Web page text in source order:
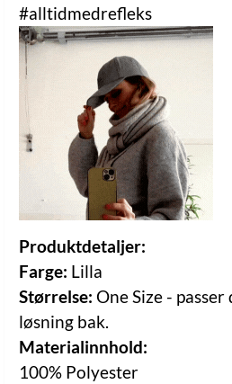
#alltidmedrefleks
Produktdetaljer:
Farge: Lilla
Størrelse: One Size -
løsning bak.
Materialinnhold:
100% Polyester